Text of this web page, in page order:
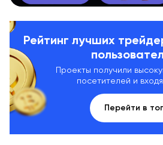
Рейтинг лучших
Проекты получили
посетителей и
Перейти в